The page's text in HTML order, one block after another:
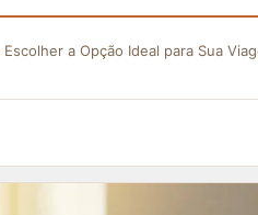
a Opção Ideal para Sua